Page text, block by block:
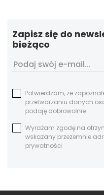
Zapisz się do
bieżąco
Potwierdzam, ze
przetwarzaniu danych
podaję dobrowolnie
Wyrażam zgodę na
wskazany przezemnie
prywatności